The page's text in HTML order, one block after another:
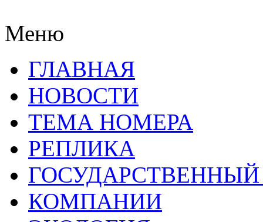
Меню
ГЛАВНАЯ
НОВОСТИ
ТЕМА НОМЕРА
РЕПЛИКА
КОМПАНИИ